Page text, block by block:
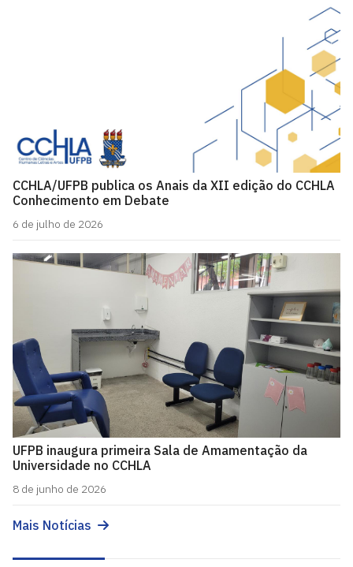
CCHLA/UFPB publica os Anais da XII edição do CCHLA
Conhecimento em Debate
6 de julho de 2026
UFPB inaugura primeira Sala de Amamentação da
Universidade no CCHLA
8 de junho de 2026
Mais Notícias